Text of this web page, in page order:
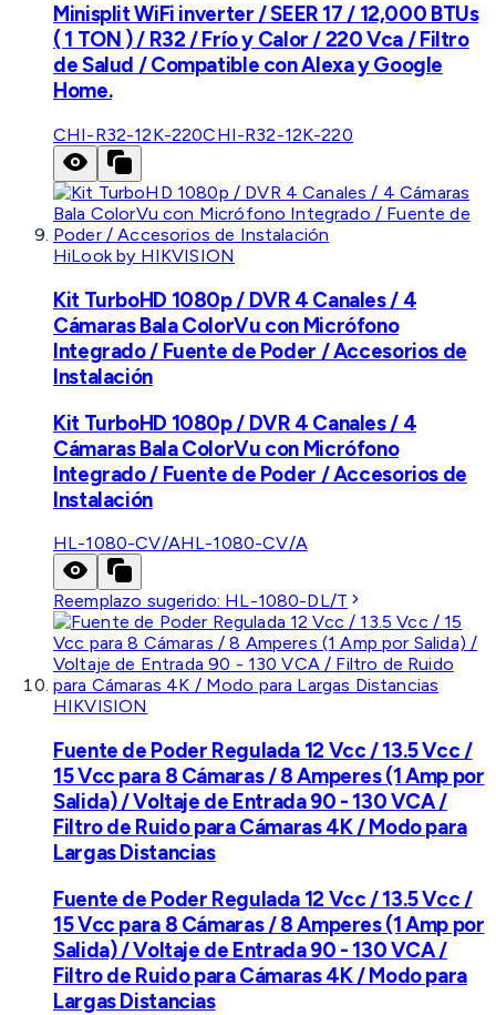
Minisplit WiFi inverter / SEER 17 / 12,000 BTUs
( 1 TON ) / R32 / Frío y Calor / 220 Vca / Filtro
de Salud / Compatible con Alexa y Google
Home.
CHI-R32-12K-220CHI-R32-12K-220
HiLook by HIKVISION
Kit TurboHD 1080p / DVR 4 Canales / 4
Cámaras Bala ColorVu con Micrófono
Integrado / Fuente de Poder / Accesorios de
Instalación
Kit TurboHD 1080p / DVR 4 Canales / 4
Cámaras Bala ColorVu con Micrófono
Integrado / Fuente de Poder / Accesorios de
Instalación
HL-1080-CV/AHL-1080-CV/A
Reemplazo sugerido: HL-1080-DL/T
HIKVISION
Fuente de Poder Regulada 12 Vcc / 13.5 Vcc /
15 Vcc para 8 Cámaras / 8 Amperes (1 Amp por
Salida) / Voltaje de Entrada 90 - 130 VCA /
Filtro de Ruido para Cámaras 4K / Modo para
Largas Distancias
Fuente de Poder Regulada 12 Vcc / 13.5 Vcc /
15 Vcc para 8 Cámaras / 8 Amperes (1 Amp por
Salida) / Voltaje de Entrada 90 - 130 VCA /
Filtro de Ruido para Cámaras 4K / Modo para
Largas Distancias